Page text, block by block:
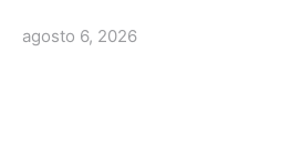
agosto 6, 2026